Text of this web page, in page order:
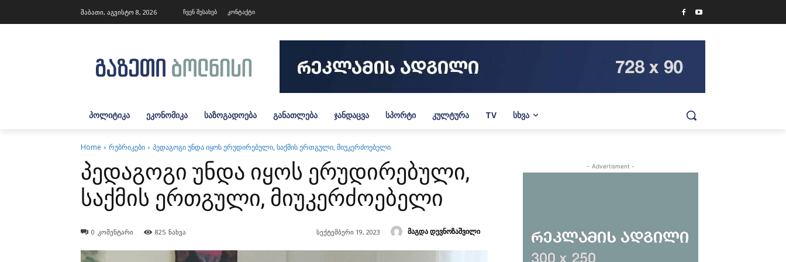
შაბათი, აგვისტო 8, 2026 ჩვენ შესახებ კონტაქტი
ᲞᲝᲚᲘᲢᲘᲙᲐ ᲔᲙᲝᲜᲝᲛᲘᲙᲐ ᲡᲐᲖᲝᲒᲐᲓᲝᲔᲑᲐ ᲒᲐᲜᲐᲗᲚᲔᲑᲐ ᲯᲐᲜᲓᲐᲪᲕᲐ ᲡᲞᲝᲠᲢᲘ ᲙᲣᲚᲢᲣᲠᲐ TV ᲡᲮᲕᲐ
Home რუბრიკები პედაგოგი უნდა იყოს ერუდირებული, საქმის ერთგული, მიუკერძოებელი
პედაგოგი უნდა იყოს ერუდირებული,
საქმის ერთგული, მიუკერძოებელი
მაგდა დევნოზაშვილი
სექტემბერი 19, 2023
0 კომენტარი 825 ნახვა
- Advertisment -